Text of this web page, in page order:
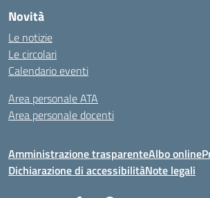
Novità
Le notizie
Le circolari
Calendario eventi
Area personale ATA
Area personale docenti
Amministrazione trasparenteAlbo online
Dichiarazione di accessibilitàNote legali